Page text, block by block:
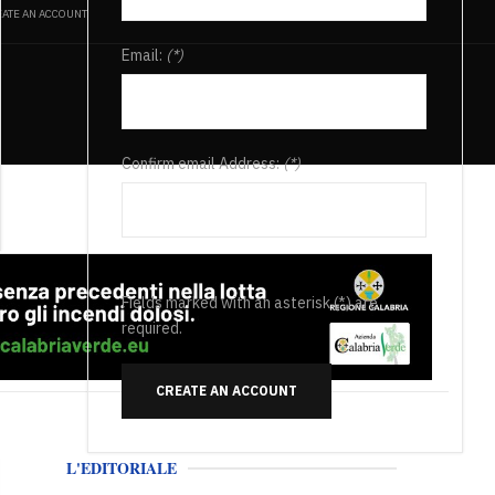
AN ACCOUNT
Email: (*)
Confirm email Address:(*)
Fields marked with an asterisk (*) are
required.
CREATE AN ACCOUNT
L'EDITORIALE